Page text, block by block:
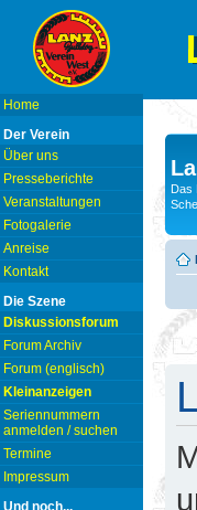
Home
Der Verein
Über uns
Presseberichte
Veranstaltungen
Fotogalerie
Anreise
Kontakt
Die Szene
Diskussionsforum
Forum Archiv
Forum (englisch)
Kleinanzeigen
Seriennummern
anmelden / suchen
Termine
Impressum
Und noch...
Das